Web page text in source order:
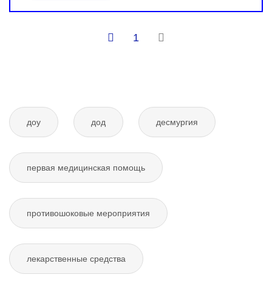
1
доу дод десмургия
первая медицинская помощь
противошоковые мероприятия
лекарственные средства